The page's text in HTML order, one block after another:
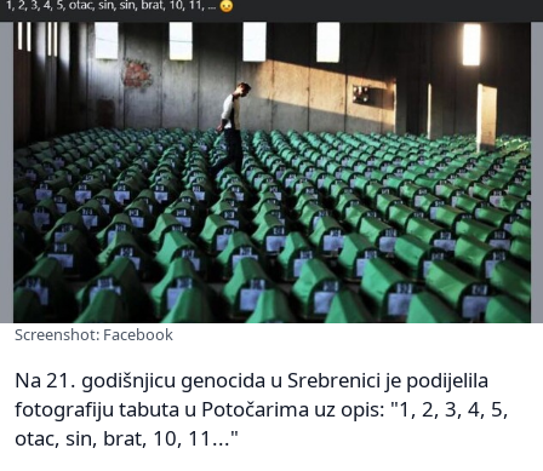
Screenshot: Facebook
Na 21. godišnjicu genocida u Srebrenici je podijelila
fotografiju tabuta u Potočarima uz opis: "1, 2, 3, 4, 5,
otac, sin, brat, 10, 11..."